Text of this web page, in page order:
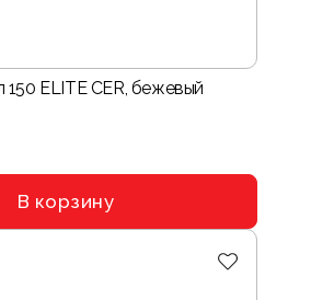
ELITE CER, бежевый
В корзину